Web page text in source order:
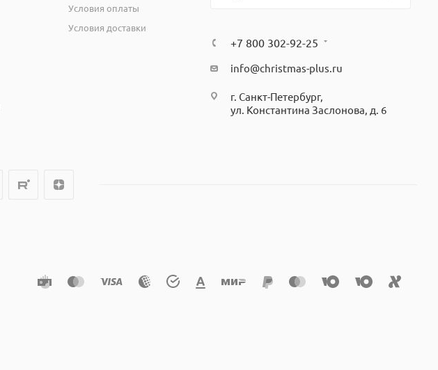
Условия оплаты
Условия доставки
+7 800 302-92-25
info@christmas-plus.ru
г. Санкт-Петербург,
ул. Константина Заслонова, д. 6